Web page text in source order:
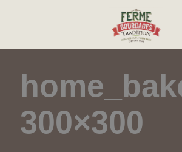
300×300